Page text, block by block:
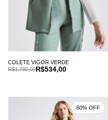
COLETE VIGOR VERDE
R$534,00
R$1.780,00
60% OFF